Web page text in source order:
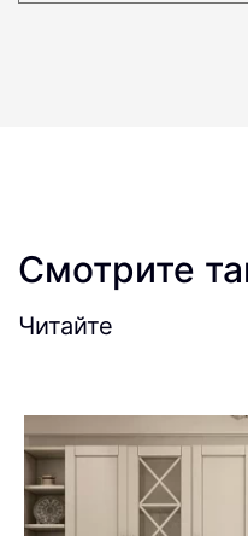
Смотрите
Читайте